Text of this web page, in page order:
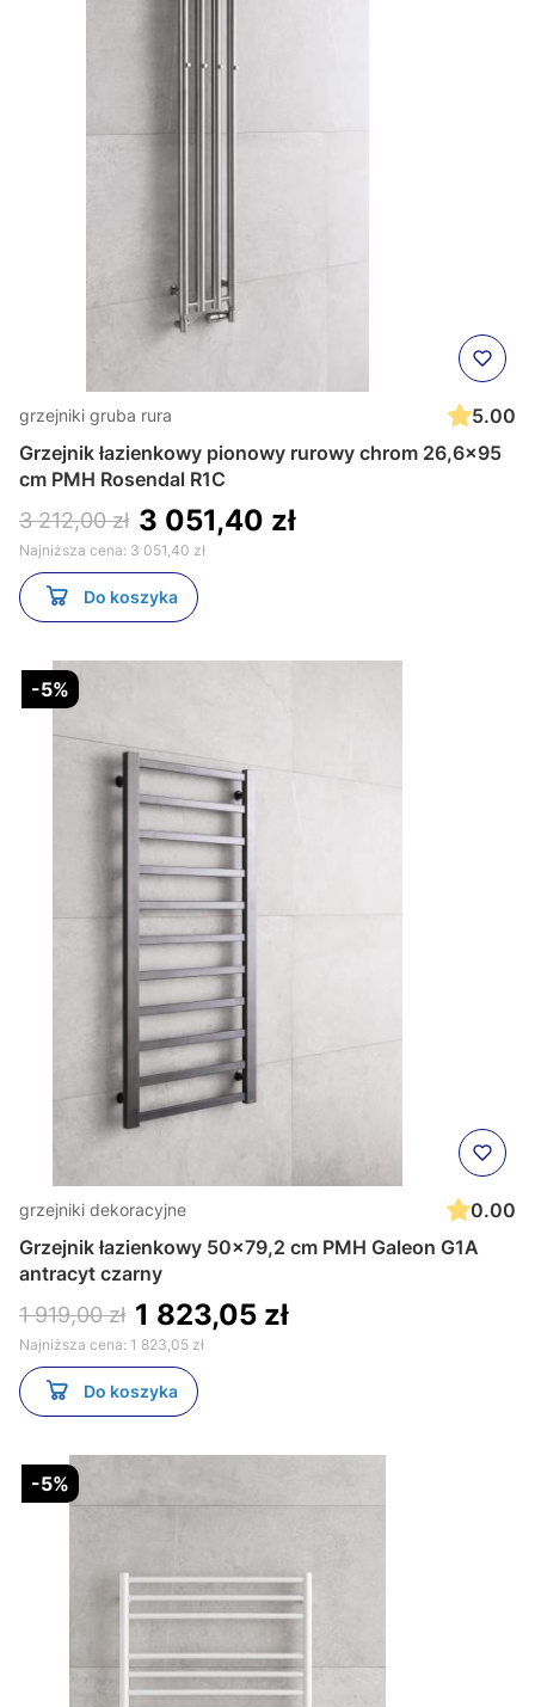
grzejniki gruba rura
5.00
Grzejnik łazienkowy pionowy rurowy chrom 26,6x95
cm PMH Rosendal R1C
3 212,00 zł 3 051,40 zł
Najniższa cena: 3 051,40 zł
Do koszyka
-5%
grzejniki dekoracyjne
0.00
Grzejnik łazienkowy 50x79,2 cm PMH Galeon G1A
antracyt czarny
1 919,00 zł 1 823,05 zł
Najniższa cena: 1 823,05 zł
Do koszyka
-5%